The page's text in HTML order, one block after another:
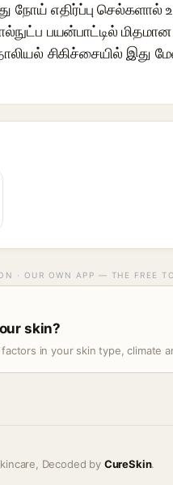
நோய் எதிர்ப்பு
பயன்பாட்டில் மிதமான
சிகிச்சையில் இது
· OUR OWN APP — THE FREE
skin?
in your skin type, climate
Decoded by CureSkin.